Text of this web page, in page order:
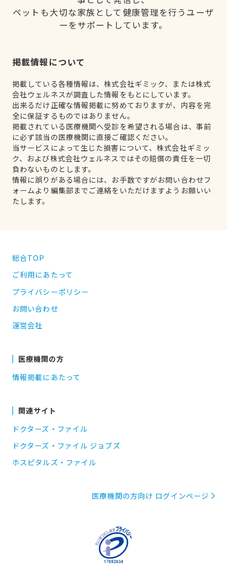
ペットも大切な家族として健康管理を行うユーザ
ーをサポートしています。
掲載情報について
掲載している各種情報は、株式会社ギミック、または株式
会社ウェルネスが調査した情報をもとにしています。
出来るだけ正確な情報掲載に努めておりますが、内容を完
全に保証するものではありません。
掲載されている医療機関へ受診を希望される場合は、事前
に必ず該当の医療機関に直接ご確認ください。
当サービスによって生じた損害について、株式会社ギミッ
ク、および株式会社ウェルネスではその賠償の責任を一切
負わないものとします。
情報に誤りがある場合には、お手数ですがお問い合わせフ
ォームより編集部までご連絡をいただけますようお願いい
たします。
総合TOP
ご利用にあたって
プライバシーポリシー
お問い合わせ
運営会社
医療機関の方
情報掲載にあたって
関連サイト
ドクターズ・ファイル
ドクターズ・ファイル ジョブズ
ホスピタルズ・ファイル
医療機関の方向け ログインページ